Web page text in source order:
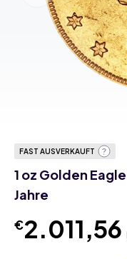
FAST AUSVERKAUFT
1 oz Golden
Jahre
€2.011,56